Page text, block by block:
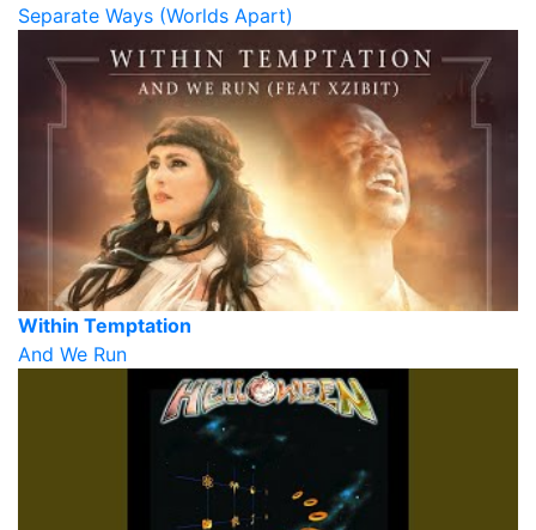
Separate Ways (Worlds Apart)
Within Temptation
And We Run